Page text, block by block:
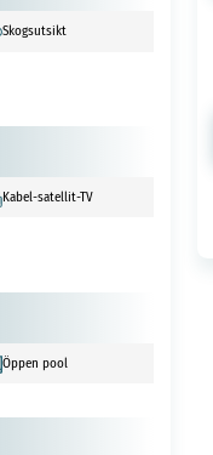
Skogsutsikt
Kabel-satellit-TV
Öppen pool